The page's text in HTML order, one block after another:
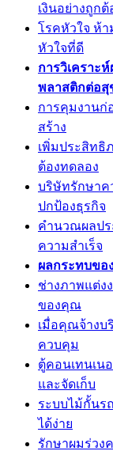
เงินอย่างถูกต้
โรคหัวใจ ห้
หัวใจที่ดี
การวิเคราะ
พลาสติกต่อ
การคุมงานก่
สร้าง
เพิ่มประสิทธิ
ต้องทดลอง
บริษัทรักษาค
ปกป้องธุรกิจ
คำนวณผลปร
ความสำเร็จ
ผลกระทบขอ
ช่างภาพแต่ง
ของคุณ
เมื่อคุณจ้างบ
ควบคุม
ตู้คอนเทนเน
และจัดเก็บ
ระบบไม้กั้นร
ได้ง่าย
รักษาผมร่วง